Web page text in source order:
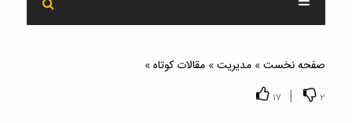
صفحه نخست» مدیریت» مقالات کوتاه»
2
|
17